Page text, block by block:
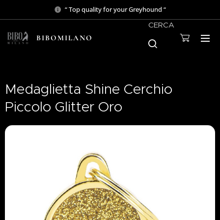
“ Top quality for your Greyhound “
BIBOMILANO
CERCA
Medaglietta Shine Cerchio
Piccolo Glitter Oro